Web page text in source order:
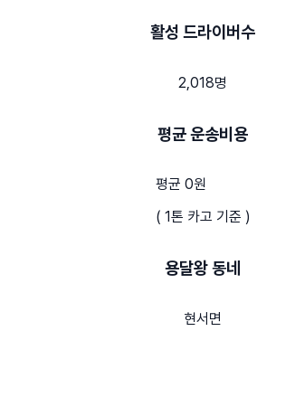
활성 드라이버수
2,018명
평균 운송비용
평균 0원
( 1톤 카고 기준 )
용달왕 동네
현서면